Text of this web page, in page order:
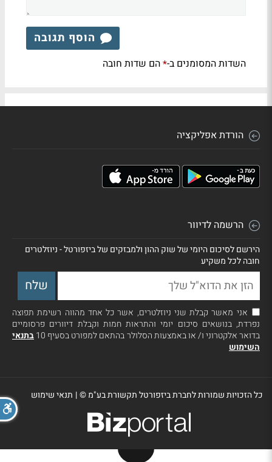
הוסף תגובה
השדות המסומנים ב-*הם שדות חובה
הורדת אפליקציה
הרשמה לדיוור
הירשם לסיכום היומי של שוק ההון ולמבזקים של ביזפורטל - ניוזלטרים
חובה לכל משקיע
אני מאשר קבלת שני ניוזלטרים, אשר כל אחד מהווה רשימת תפוצה
נפרדת, בנושאים סיכום יומי והתראות חמות וקבלת דיוורים פרסומיים
בדואר אלקטרוני ו/ או באמצעות הסלולר בהתאם למפורט בסעיף 10
בתנאי
השימוש
כל הזכויות שמורות לחברת ביזפורטל תקשורת בע"מ ©| תנאי שימוש